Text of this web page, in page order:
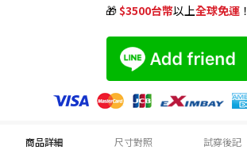
🎁$3500台幣以上全球免運！
商品詳細 尺寸對照 試穿後記